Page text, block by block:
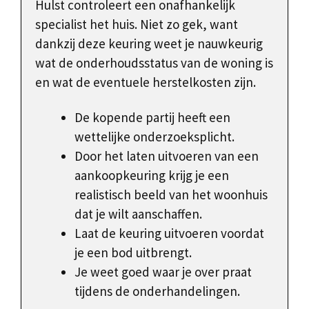
Hulst controleert een onafhankelijk
specialist het huis. Niet zo gek, want
dankzij deze keuring weet je nauwkeurig
wat de onderhoudsstatus van de woning is
en wat de eventuele herstelkosten zijn.
De kopende partij heeft een
wettelijke onderzoeksplicht.
Door het laten uitvoeren van een
aankoopkeuring krijg je een
realistisch beeld van het woonhuis
dat je wilt aanschaffen.
Laat de keuring uitvoeren voordat
je een bod uitbrengt.
Je weet goed waar je over praat
tijdens de onderhandelingen.